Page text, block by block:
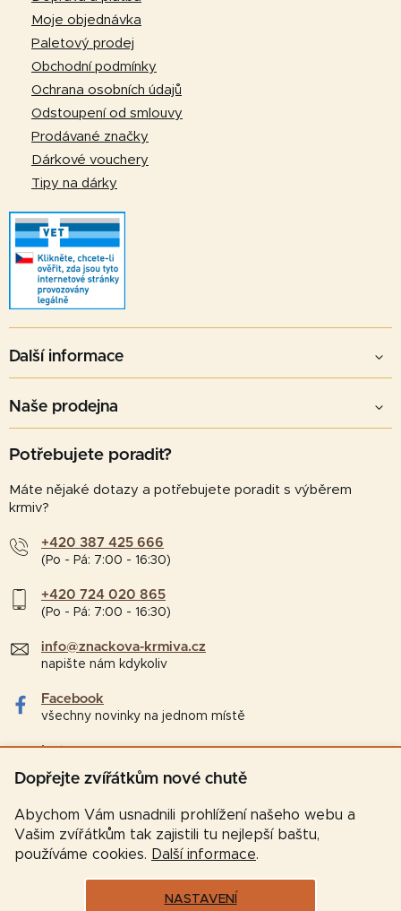
Dopřejte zvířátkům nové chutě
Abychom Vám usnadnili prohlížení našeho webu a
Vašim zvířátkům tak zajistili tu nejlepší baštu,
používáme cookies. Další informace.
NASTAVENÍ
Moje objednávka
Paletový prodej
Obchodní podmínky
Ochrana osobních údajů
Odstoupení od smlouvy
Prodávané značky
Dárkové vouchery
Tipy na dárky
Další informace
Naše prodejna
Potřebujete poradit?
Máte nějaké dotazy a potřebujete poradit s výběrem
krmiv?
+420 387 425 666
(Po - Pá: 7:00 - 16:30)
+420 724 020 865
(Po - Pá: 7:00 - 16:30)
info@znackova-krmiva.cz
napište nám kdykoliv
Facebook
všechny novinky na jednom místě
Instagram
tipy a zajímavosti pro chovatele